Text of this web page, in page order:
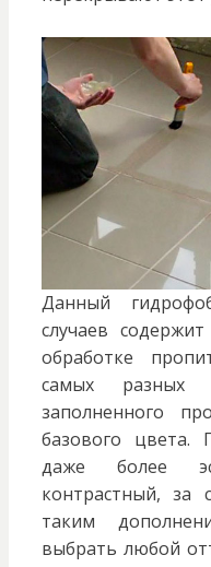
Данный
случаев
обработке
самых разных
заполненного
базового
даже более
контрастный, за
таким
выбрать любой